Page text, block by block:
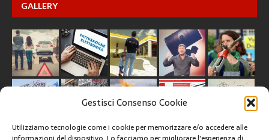
Gestisci Consenso Cookie
Utilizziamo tecnologie come i cookie per memorizzare e/o accedere alle
GALLERY